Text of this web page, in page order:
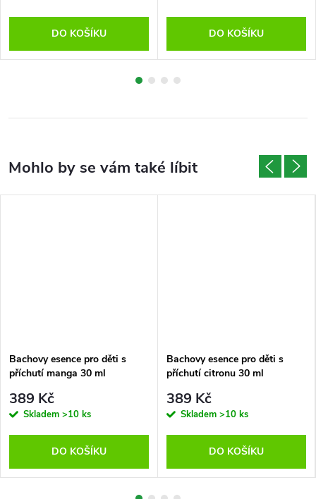
DO KOŠÍKU DO KOŠÍKU
Bachovy esence pro děti s
příchutí manga 30 ml
389 Kč
Skladem >10 ks
DO KOŠÍKU
Bachovy esence pro děti s
příchutí citronu 30 ml
389 Kč
Skladem >10 ks
DO KOŠÍKU